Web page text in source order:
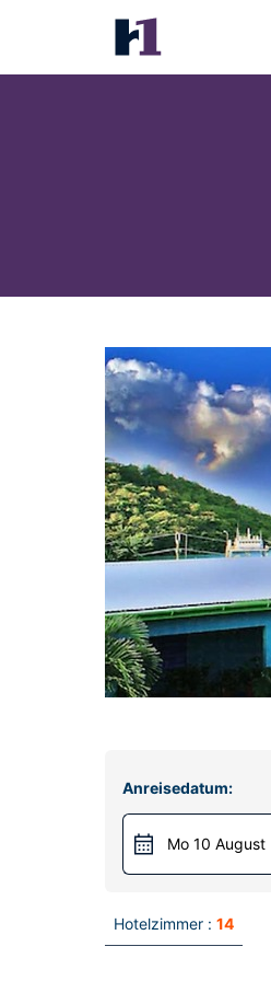
St John Inn
Preise
Anreisedatum:
Mo 10 August
Hotelzimmer : 14